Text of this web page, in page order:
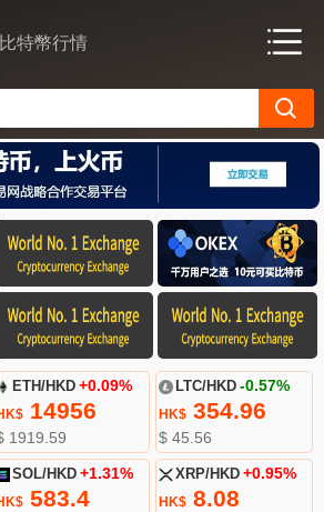
比特幣行情
ETH/HKD +0.09%
14956
1919.59
LTC/HKD -0.57%
HK$354.96
$ 45.56
SOL/HKD +1.31%
583.4
XRP/HKD +0.95%
HK$8.08